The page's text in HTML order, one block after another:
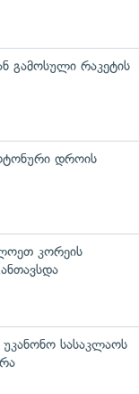
გამოსული რაკეტის
დროის
კორეის
უკანონო სასაკლაოს